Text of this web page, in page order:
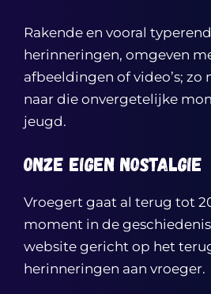
Rakende en vooral
herinneringen, omgeven
afbeeldingen of video’s; zo
naar die onvergetelijke
jeugd.
Onze eigen nostalgie
Vroegert gaat al terug tot
moment in de
website gericht op het
herinneringen aan vroeger.